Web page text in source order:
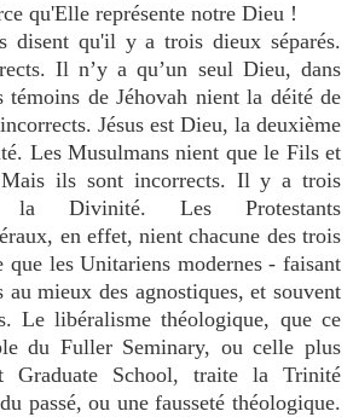
qu'Elle représente notre Dieu !
disent qu'il y a trois dieux séparés.
Il n’y a qu’un seul Dieu, dans
témoins de Jéhovah nient la déité de
Jésus est Dieu, la deuxième
Les Musulmans nient que le Fils et
ils sont incorrects. Il y a trois
la Divinité. Les Protestants
en effet, nient chacune des trois
que les Unitariens modernes - faisant
au mieux des agnostiques, et souvent
Le libéralisme théologique, que ce
du Fuller Seminary, ou celle plus
Graduate School, traite la Trinité
passé, ou une fausseté théologique.